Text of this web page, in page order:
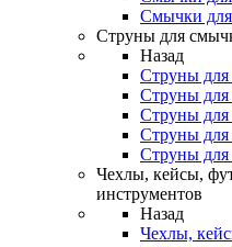
Смычки
Струны для
Назад
Струны для
Струны для
Струны для
Струны для
Струны для
Чехлы, кейсы,
инструментов
Назад
Чехлы,